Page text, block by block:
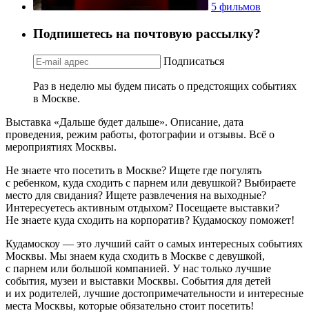
5 фильмов
Подпишетесь на почтовую рассылку?
Подписаться
Раз в неделю мы будем писать о предстоящих событиях
в Москве.
Выставка «Дальше будет дальше». Описание, дата
проведения, режим работы, фотографии и отзывы. Всё о
мероприятиях Москвы.
Не знаете что посетить в Москве? Ищете где погулять
с ребенком, куда сходить с парнем или девушкой? Выбираете
место для свидания? Ищете развлечения на выходные?
Интересуетесь активным отдыхом? Посещаете выставки?
Не знаете куда сходить на корпоратив? Кудамоскоу поможет!
Кудамоскоу — это лучший сайт о самых интересных событиях
Москвы. Мы знаем куда сходить в Москве с девушкой,
с парнем или большой компанией. У нас только лучшие
события, музеи и выставки Москвы. События для детей
и их родителей, лучшие достопримечательности и интересные
места Москвы, которые обязательно стоит посетить!